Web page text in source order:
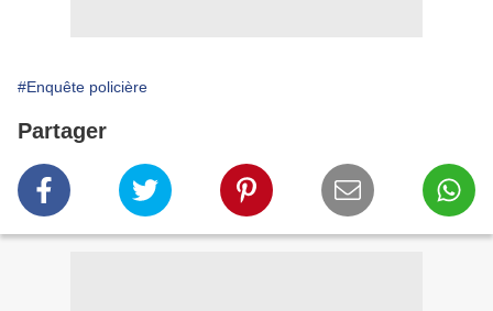
#Enquête policière
Partager